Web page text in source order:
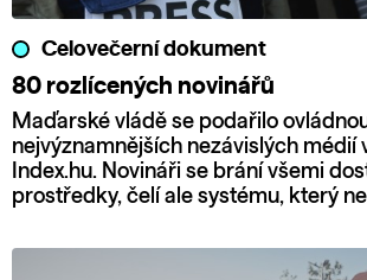
Celovečerní dokument
80 rozlícených novinářů
Maďarské vládě se podařilo
nejvýznamnějších nezávislých médií
Index.hu. Novináři se brání všemi
prostředky, čelí ale systému, který